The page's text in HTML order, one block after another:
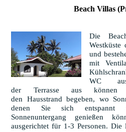
Beach Villas
Die
Westküste
und
mit
WC
der Terrasse aus
den Hausstrand begeben, wo
denen Sie sich entspannt
Sonnenuntergang genießen
ausgerichtet für 1-3 Personen.